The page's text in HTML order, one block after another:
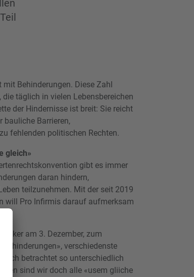
mit Behinderungen. Diese Zahl
täglich in vielen Lebensbereichen
der Hindernisse ist breit: Sie reicht
bauliche Barrieren,
fehlenden politischen Rechten.
gleich»
gibt es immer
daran hindern,
teilzunehmen. Mit der seit 2019
will Pro Infirmis darauf aufmerksam
am 3. Dezember, zum
verschiedenste
betrachtet so unterschiedlich
sind wir doch alle «usem gliiche